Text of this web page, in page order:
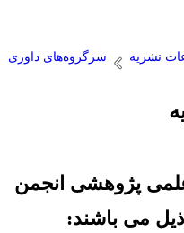
نشریه سرگروه‌های داوری
پژوهشی انجمن
می باشند: